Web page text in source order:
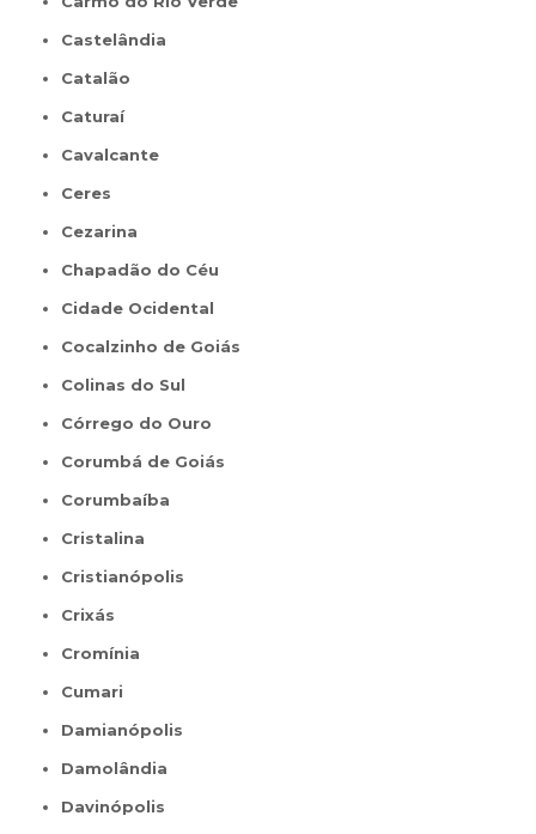
Castelândia
Catalão
Caturaí
Cavalcante
Ceres
Cezarina
Chapadão do Céu
Cidade Ocidental
Cocalzinho de Goiás
Colinas do Sul
Córrego do Ouro
Corumbá de Goiás
Corumbaíba
Cristalina
Cristianópolis
Crixás
Cromínia
Cumari
Damianópolis
Damolândia
Davinópolis